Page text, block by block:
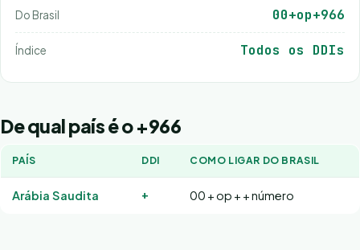
Do Brasil 00+op+966
Índice Todos os DDIs
De qual país é o +966
PAÍS DDI COMO LIGAR DO BRASIL
Arábia Saudita + 00 + op + + número